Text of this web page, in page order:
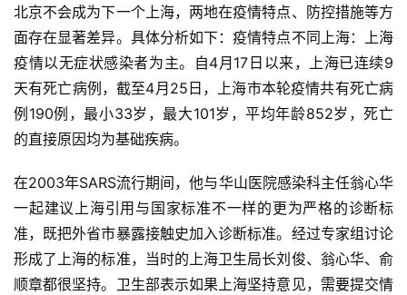
北京不会成为下一个上海，两地在疫情特点、防控措施等方
面存在显著差异。具体分析如下：疫情特点不同上海：上海
疫情以无症状感染者为主。自4月17日以来，上海已连续9
天有死亡病例，截至4月25日，上海市本轮疫情共有死亡病
例190例，最小33岁，最大101岁，平均年龄852岁，死亡
的直接原因均为基础疾病。
在2003年SARS流行期间，他与华山医院感染科主任翁心华
一起建议上海引用与国家标准不一样的更为严格的诊断标
准，既把外省市暴露接触史加入诊断标准。经过专家组讨论
形成了上海的标准，当时的上海卫生局长刘俊、翁心华、俞
顺章都很坚持。卫生部表示如果上海坚持意见，需要提交情